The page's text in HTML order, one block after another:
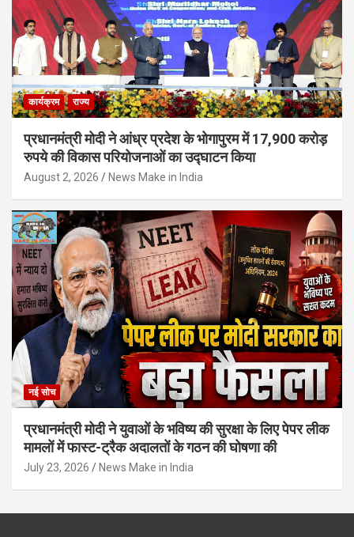
कार्यक्रम राज्य
प्रधानमंत्री मोदी ने आंध्र प्रदेश के भोगापुरम में 17,900 करोड़
रुपये की विकास परियोजनाओं का उद्घाटन किया
August 2, 2026 News Make in India
नई सोच
प्रधानमंत्री मोदी ने युवाओं के भविष्य की सुरक्षा के लिए पेपर लीक
मामलों में फास्ट-ट्रैक अदालतों के गठन की घोषणा की
July 23, 2026 News Make in India